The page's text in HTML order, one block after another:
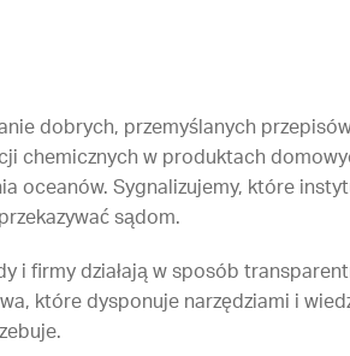
dobrych, przemyślanych
chemicznych w produktach
oceanów. Sygnalizujemy, które
sądom.
i firmy działają w sposób
które dysponuje narzędziami i